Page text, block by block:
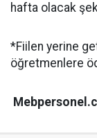
hafta olacak
*Fiilen yerine
öğretmenlere